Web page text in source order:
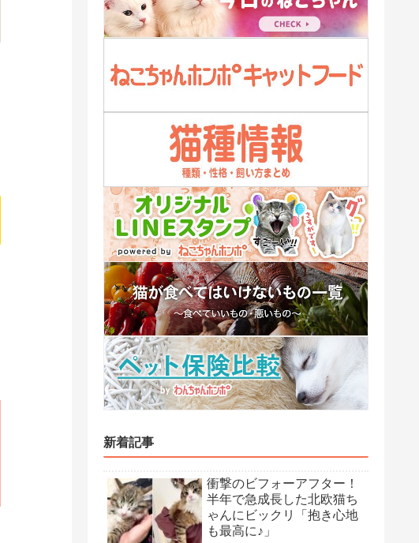
新着記事
衝撃のビフォーアフター！
半年で急成長した北欧猫ち
ゃんにビックリ「抱き心地
も最高に♪」